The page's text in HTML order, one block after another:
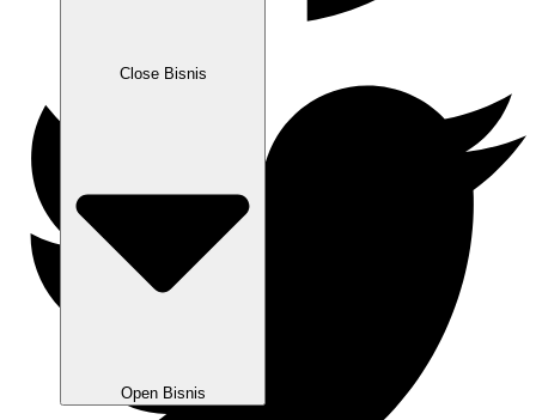
Close Bisnis
Open Bisnis